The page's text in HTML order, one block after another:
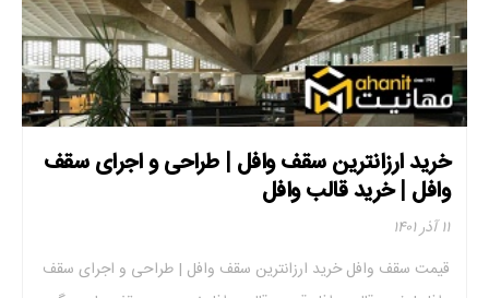
خرید ارزانترین سقف وافل | طراحی و اجرای سقف
وافل | خرید قالب وافل
۱۱ آذر ۱۴۰۱
قیمت سقف وافل خرید ارزانترین سقف وافل | طراحی و اجرای سقف